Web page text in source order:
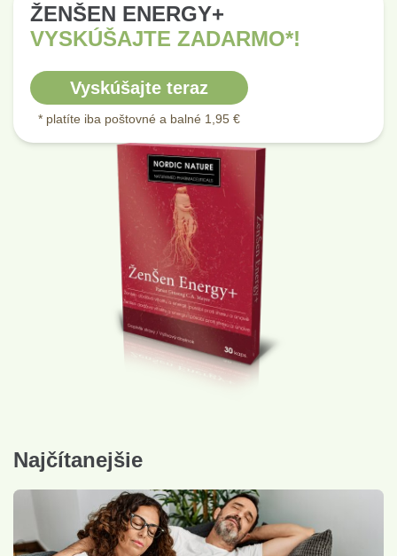
ŽENŠEN ENERGY+
VYSKÚŠAJTE ZADARMO*!
Vyskúšajte teraz
* platíte iba poštovné a balné 1,95 €
Najčítanejšie